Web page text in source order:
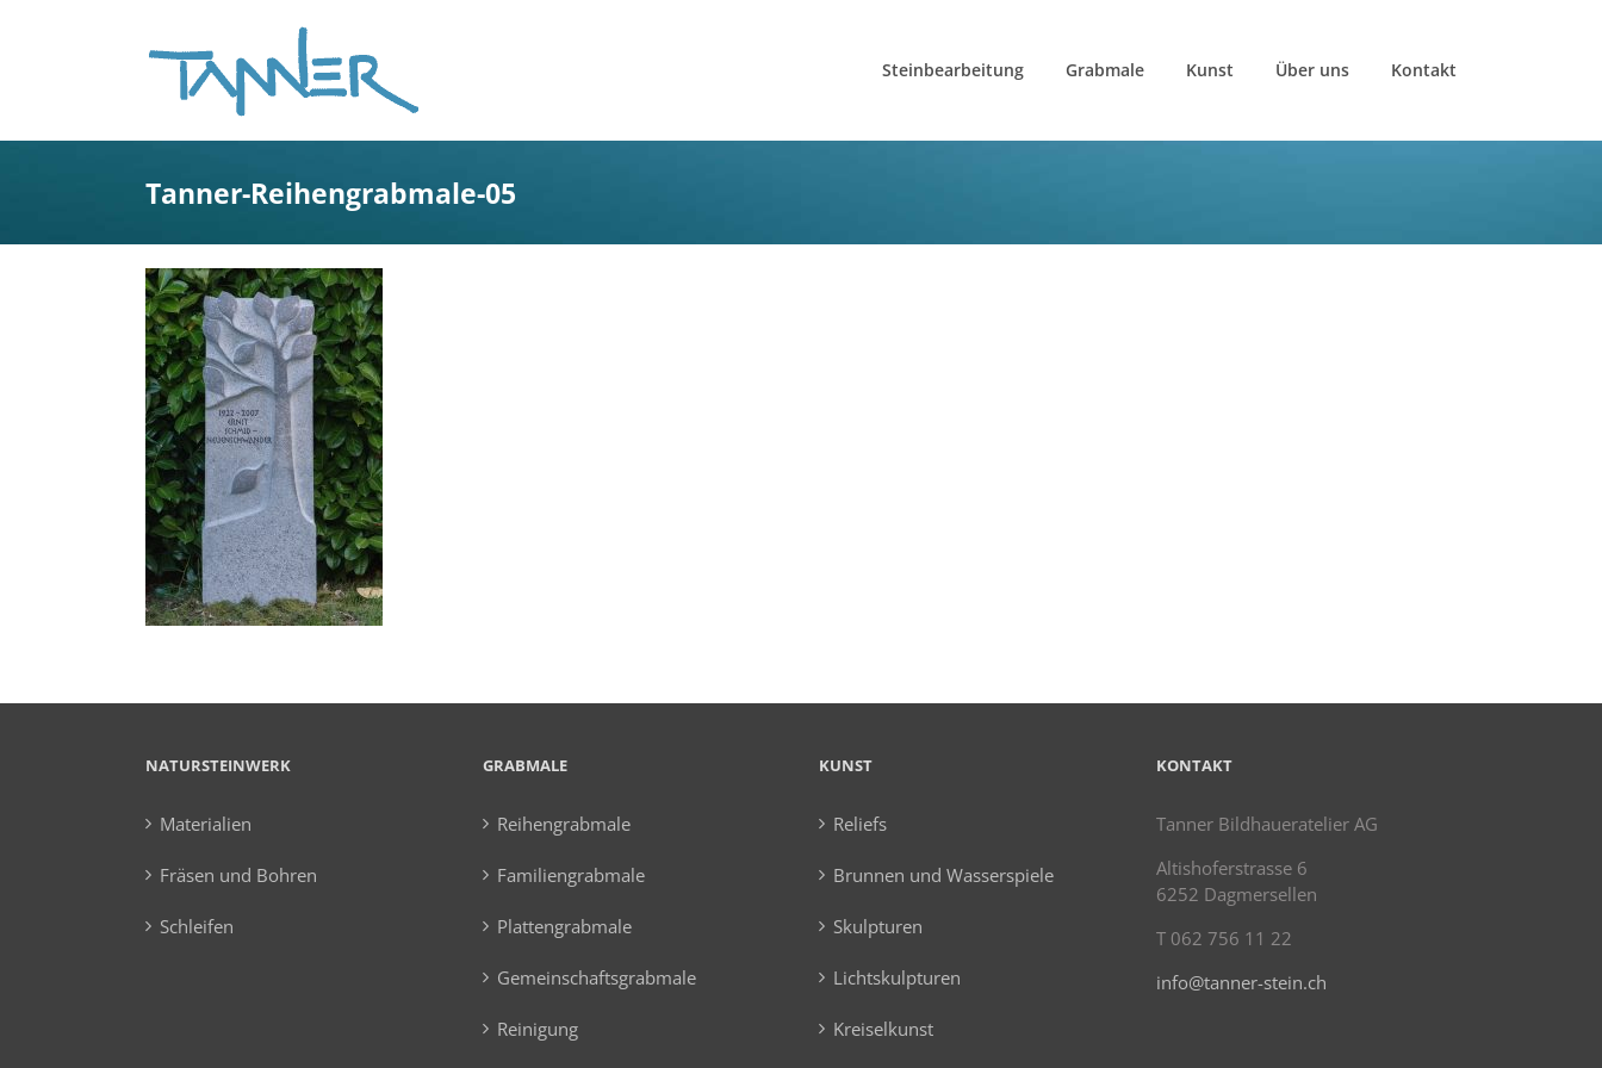
Steinbearbeitung Grabmale Kunst Über uns Kontakt
Tanner-Reihengrabmale-05
NATURSTEINWERK
Materialien
Fräsen und Bohren
Schleifen
GRABMALE
Reihengrabmale
Familiengrabmale
Plattengrabmale
Gemeinschaftsgrabmale
Reinigung
KUNST
Reliefs
Brunnen und Wasserspiele
Skulpturen
Lichtskulpturen
Kreiselkunst
KONTAKT
Tanner Bildhaueratelier AG
Altishoferstrasse 6
6252 Dagmersellen
T 062 756 11 22
info@tanner-stein.ch